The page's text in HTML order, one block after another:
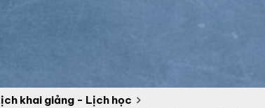
khai giảng - Lịch học